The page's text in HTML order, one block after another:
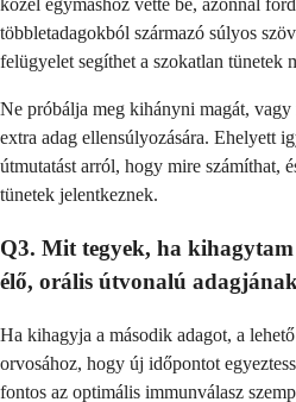
közel egymáshoz vette be, azonnal
többletadagokból származó súlyos
felügyelet segíthet a szokatlan tünetek
Ne próbálja meg kihányni magát, vagy
extra adag ellensúlyozására. Ehelyett
útmutatást arról, hogy mire számíthat,
tünetek jelentkeznek.
Q3. Mit tegyek, ha
élő, orális útvonalú
Ha kihagyja a második adagot, a
orvosához, hogy új időpontot
fontos az optimális immunválasz